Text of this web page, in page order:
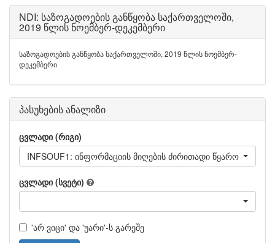
NDI: საზოგადოების განწყობა საქართველოში,
2019 წლის ნოემბერ-დეკემბერი
საზოგადოების განწყობა საქართველოში, 2019 წლის ნოემბერ-
დეკემბერი
პასუხების ანალიზი
ცვლადი (რიგი)
INFSOUF1: ინფორმაციის მიღების ძირითადი წყარო -
ცვლადი (სვეტი)
'არ ვიცი' და 'უარი'-ს გარეშე